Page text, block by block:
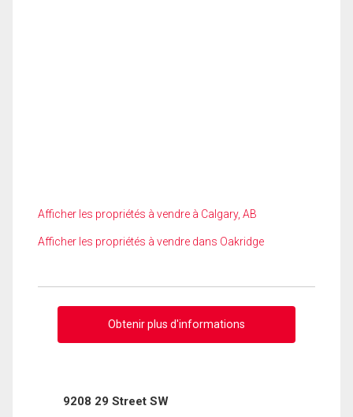
Afficher les propriétés à vendre à Calgary, AB
Afficher les propriétés à vendre dans Oakridge
Obtenir plus d'informations
9208 29 Street SW